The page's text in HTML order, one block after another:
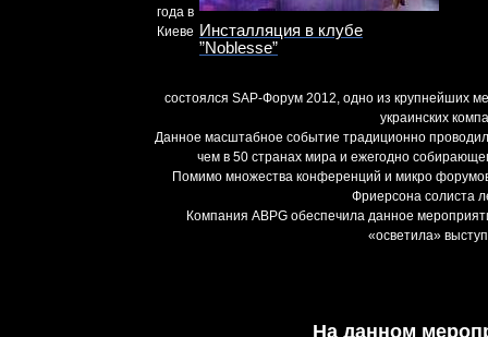
Инсталляция в клубе
”Noblesse”
года в
Киеве
состоялся SAP-Форум 2012, одно из крупнейших
украинских
Данное масштабное событие традиционно
чем в 50 странах мира и ежегодно
Помимо множества конференций и микро
Фриерсона солиста
Компания ABPG обеспечила данное
«осветила»
На данном